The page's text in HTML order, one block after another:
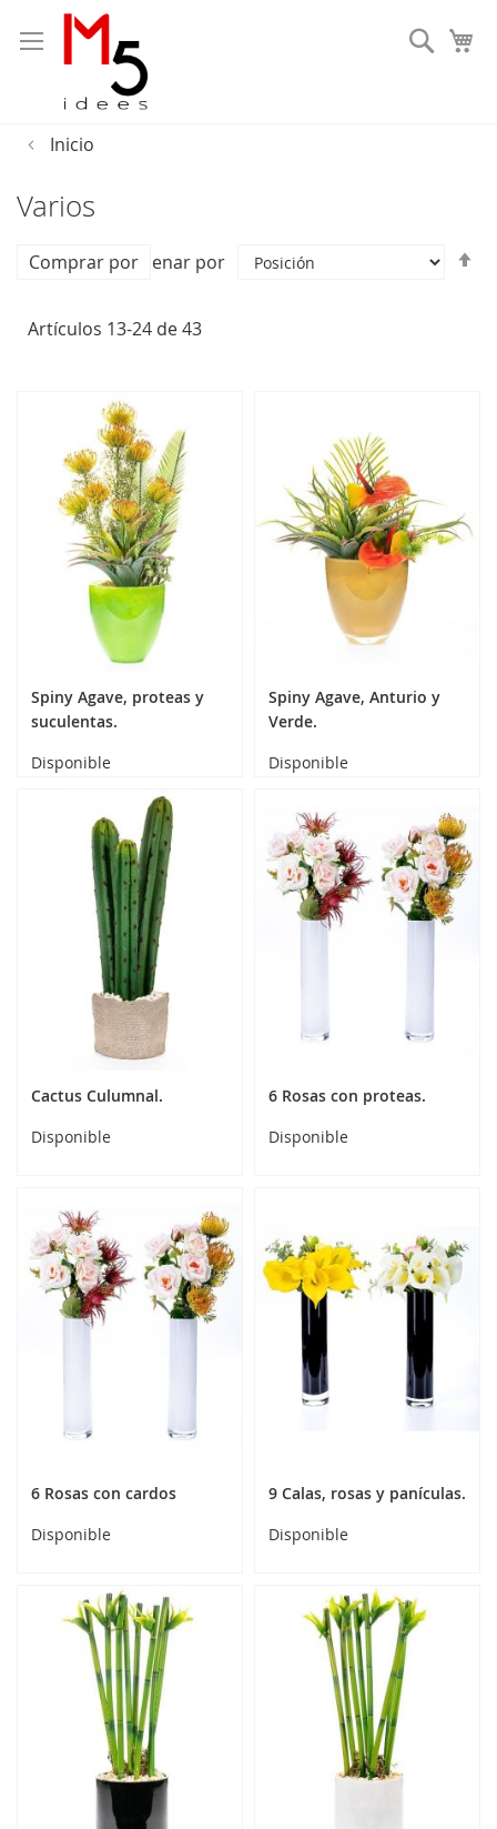
Buscar
Inicio
Varios
Artículos 13-24 de43
Ordenar por
Spiny Agave, proteas y
suculentas.
Disponible
Spiny Agave, Anturio y
Verde.
Disponible
Cactus Culumnal.
Disponible
6 Rosas con proteas.
Disponible
6 Rosas con cardos
Disponible
9 Calas, rosas y panículas.
Disponible
Comprar por